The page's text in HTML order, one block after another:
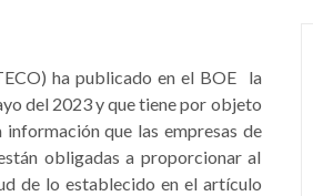
ha publicado en el BOE la
del 2023 y que tiene por objeto
que las empresas de
obligadas a proporcionar al
de lo establecido en el artículo